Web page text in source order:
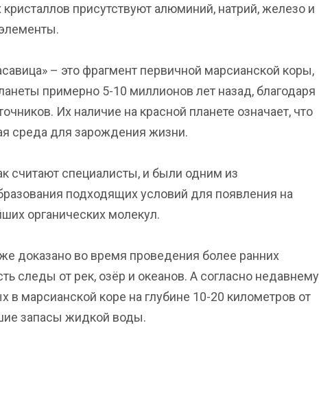
присутствуют алюминий, натрий, железо и
– это фрагмент первичной марсианской коры,
примерно 5-10 миллионов лет назад, благодаря
Их наличие на красной планете означает, что
среда для зарождения жизни.
считают специалисты, и были одним из
подходящих условий для появления на
органических молекул.
доказано во время проведения более ранних
следы от рек, озёр и океанов. А согласно недавнему
в марсианской коре на глубине 10-20 километров от
запасы жидкой воды.